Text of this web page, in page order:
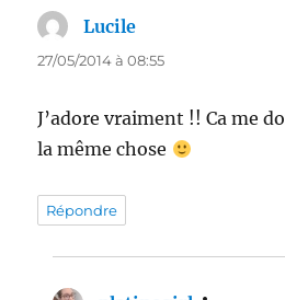
Lucile
27/05/2014 à 08:55
J’adore vraiment !! Ca me
la même chose
Répondre